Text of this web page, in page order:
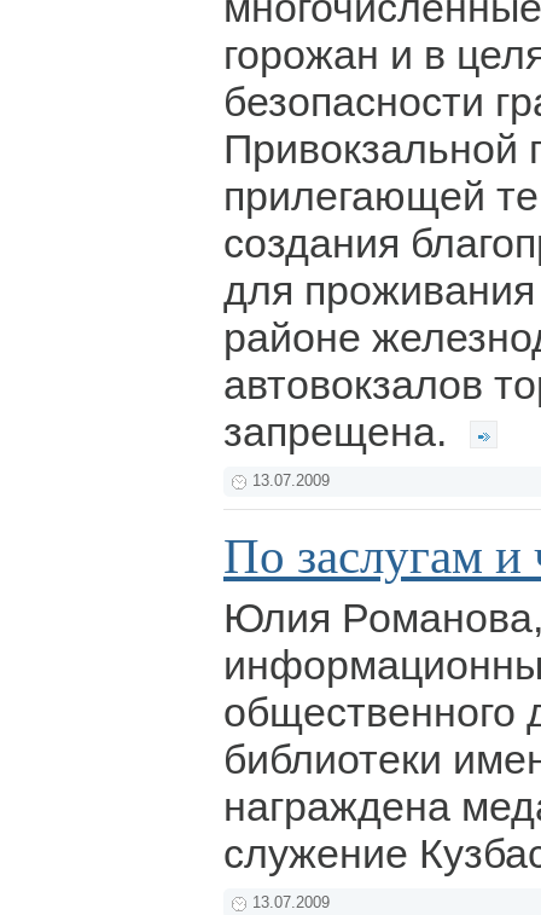
горожан и в
безопасности
Привокзальной
прилегающей
создания
для
районе
автовокзалов
запрещена.
13.07.2009
По заслугам и
Юлия
общественного
библиотеки
награждена
служение
13.07.2009